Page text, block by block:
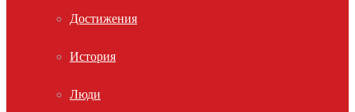
Достижения
История
Люди